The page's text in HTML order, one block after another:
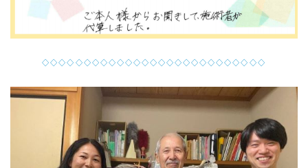
◇◇◇◇◇◇◇◇◇◇◇◇◇◇◇◇◇◇◇◇◇◇◇◇◇◇◇